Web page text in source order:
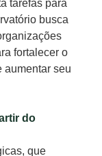
tarefas para
busca
fortalecer o
aumentar seu
do
que